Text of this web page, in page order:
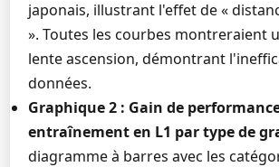
japonais, illustrant l'effet de «
». Toutes les courbes montreraient
lente ascension, démontrant
données.
Graphique 2 : Gain de
entraînement en L1 par type de
diagramme à barres avec les